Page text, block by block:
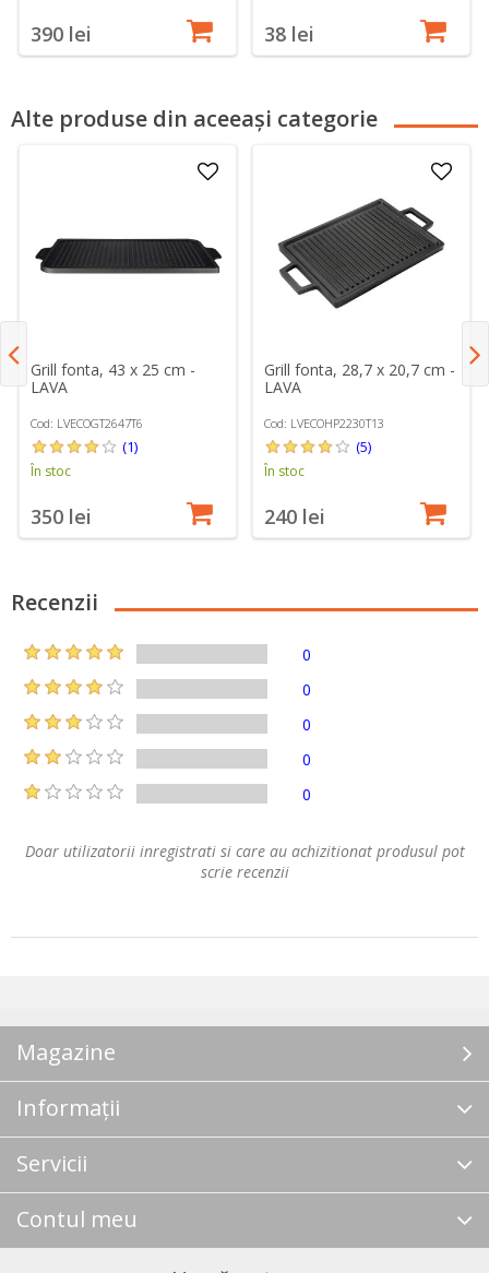
390 lei 38 lei
Alte produse din aceeași categorie
Grill fonta, 43 x 25 cm -
LAVA
Cod: LVECOGT2647T6
(1)
În stoc
350 lei
Grill fonta, 28,7 x 20,7 cm -
LAVA
Cod: LVECOHP2230T13
(5)
În stoc
240 lei
Recenzii
0
0
0
0
0
Doar utilizatorii inregistrati si care au achizitionat produsul pot
scrie recenzii
Magazine
Informații
Servicii
Contul meu